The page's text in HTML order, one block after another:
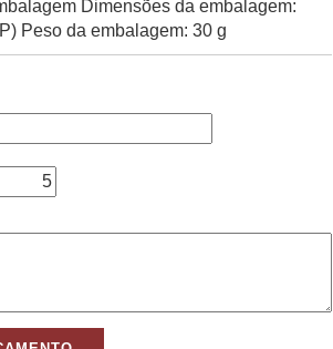
Dimensões da embalagem:
Peso da embalagem: 30 g